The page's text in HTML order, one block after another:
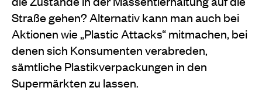
Straße gehen? Alternativ kann man auch bei
Aktionen wie „Plastic Attacks“ mitmachen, bei
denen sich Konsumenten verabreden,
sämtliche Plastikverpackungen in den
Supermärkten zu lassen.